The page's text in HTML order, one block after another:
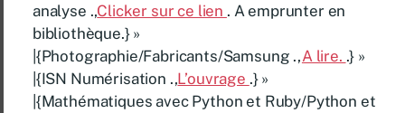
analyse .,Clicker sur ce lien . A emprunter en
bibliothèque.} »
|{Photographie/Fabricants/Samsung .,A lire. .} »
|{ISN Numérisation .,L’ouvrage .} »
|{Mathématiques avec Python et Ruby/Python et